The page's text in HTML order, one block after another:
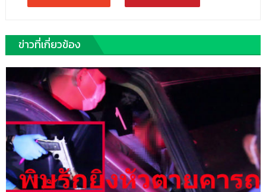
ข่าวที่เกี่ยวข้อง